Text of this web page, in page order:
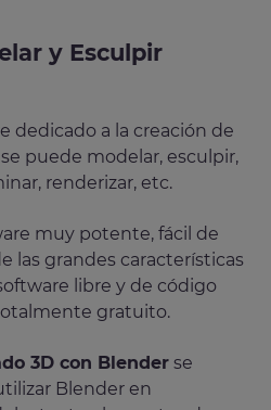
y Esculpir
dedicado a la creación de
puede modelar, esculpir,
renderizar, etc.
muy potente, fácil de
las grandes características
libre y de código
gratuito.
3D con Blender se
Blender en